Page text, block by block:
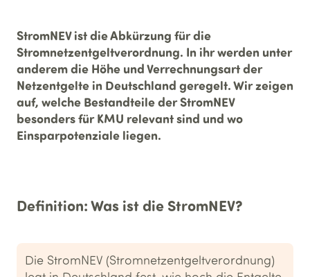
StromNEV ist die Abkürzung für die
Stromnetzentgeltverordnung. In ihr werden unter
anderem die Höhe und Verrechnungsart der
Netzentgelte in Deutschland geregelt. Wir zeigen
auf, welche Bestandteile der StromNEV
besonders für KMU relevant sind und wo
Einsparpotenziale liegen.
Definition: Was ist die StromNEV?
Die StromNEV (Stromnetzentgeltverordnung)